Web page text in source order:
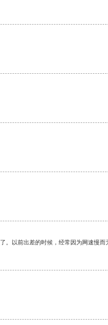
以前出差的时候，经常因为网速慢